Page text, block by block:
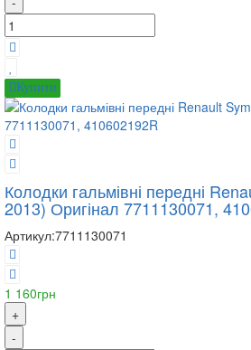
Купити
Колодки гальмівні передні
2013) Оригінал 7711130071,
Артикул:7711130071
1 160грн
+
-